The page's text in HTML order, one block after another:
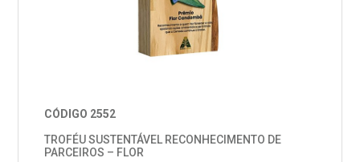
CÓDIGO 2552
TROFÉU SUSTENTÁVEL RECONHECIMENTO DE
PARCEIROS – FLOR